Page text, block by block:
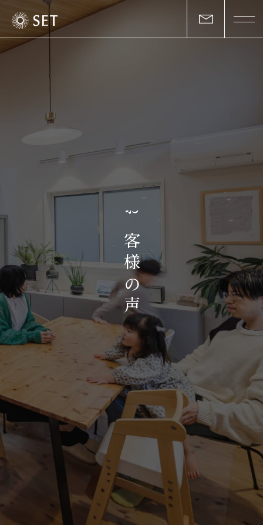
お
客
様
の
声
物件一覧
お客様の声
お知らせ・イベント
会社概要・アクセス
スタッフ紹介
プライバシーポリシー
賃貸管理サイトはこちら
会社に関することや物件についての
お問い合わせはこちらから